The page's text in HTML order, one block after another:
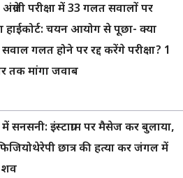
परीक्षा में 33 गलत सवालों पर
हाईकोर्ट: चयन आयोग से पूछा- क्या
गलत होने पर रद्द करेंगे परीक्षा? 1
तक मांगा जवाब
सनसनी: इंस्टाग्राम पर मैसेज कर बुलाया,
छात्र की हत्या कर जंगल में